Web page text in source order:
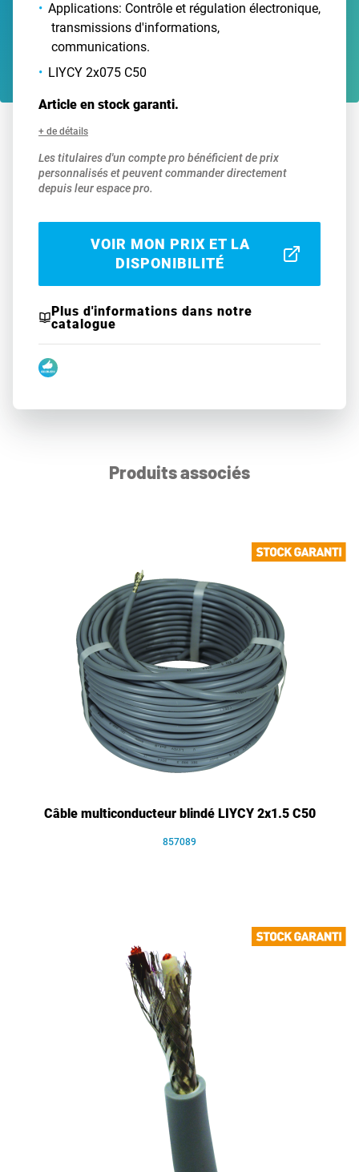
Applications: Contrôle et régulation électronique,
transmissions d'informations,
communications.
LIYCY 2x075 C50
Article en stock garanti.
+ de détails
Les titulaires d'un compte pro bénéficient de prix
personnalisés et peuvent commander directement
depuis leur espace pro.
VOIR MON PRIX ET LA
DISPONIBILITÉ
Plus d'informations dans notre
catalogue
Produits associés
Câble multiconducteur blindé LIYCY 2x1.5 C50
857089